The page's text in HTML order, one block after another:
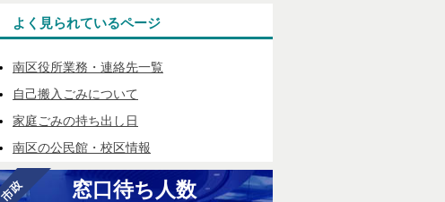
よく見られているページ
南区役所業務・連絡先一覧
自己搬入ごみについて
家庭ごみの持ち出し日
南区の公民館・校区情報
窓口待ち人数